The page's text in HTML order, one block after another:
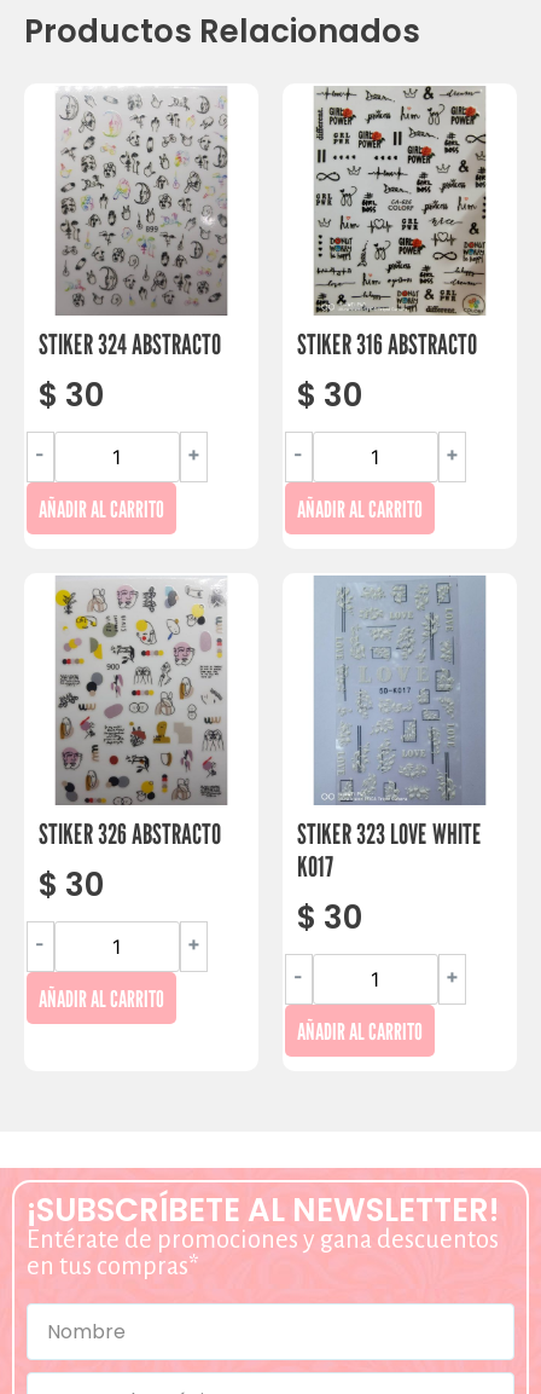
Productos Relacionados
STIKER 324 ABSTRACTO
$ 30
- +
AÑADIR AL CARRITO
STIKER 316 ABSTRACTO
$ 30
- +
AÑADIR AL CARRITO
STIKER 326 ABSTRACTO
$ 30
- +
AÑADIR AL CARRITO
STIKER 323 LOVE WHITE
K017
$ 30
- +
AÑADIR AL CARRITO
¡SUBSCRÍBETE AL NEWSLETTER!
Entérate de promociones y gana descuentos
en tus compras*